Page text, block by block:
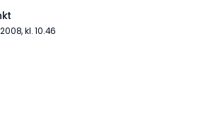
kl. 10.46